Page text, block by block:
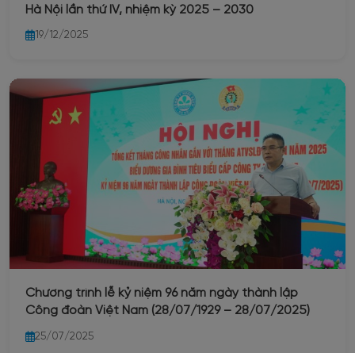
Hà Nội lần thứ IV, nhiệm kỳ 2025 – 2030
19/12/2025
Chương trình lễ kỷ niệm 96 năm ngày thành lập
Công đoàn Việt Nam (28/07/1929 – 28/07/2025)
25/07/2025